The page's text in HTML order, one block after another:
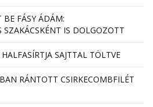
BE FÁSY ÁDÁM:
SZAKÁCSKÉNT IS DOLGOZOTT
SAJTTAL TÖLTVE
RÁNTOTT CSIRKECOMBFILÉT